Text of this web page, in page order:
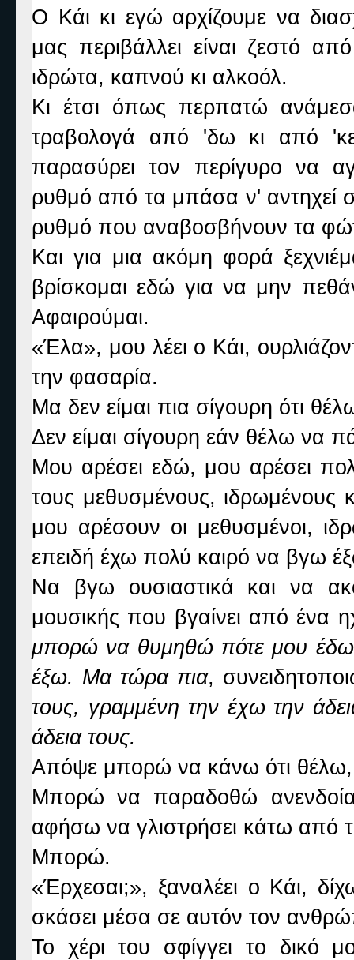
Ο Κάι κι εγώ αρχίζουμε να
μας περιβάλλει είναι ζεστό
ιδρώτα, καπνού κι αλκοόλ.
Κι έτσι όπως περπατώ
τραβολογά από 'δω κι από
παρασύρει τον περίγυρο να
ρυθμό από τα μπάσα ν' αντηχεί
ρυθμό που αναβοσβήνουν τα
Και για μια ακόμη φορά
βρίσκομαι εδώ για να μην
Αφαιρούμαι.
«Έλα», μου λέει ο Κάι,
την φασαρία.
Μα δεν είμαι πια σίγουρη ότι
Δεν είμαι σίγουρη εάν θέλω να
Μου αρέσει εδώ, μου αρέσει
τους μεθυσμένους, ιδρωμένους
μου αρέσουν οι μεθυσμένοι,
επειδή έχω πολύ καιρό να βγω
Να βγω ουσιαστικά και να
μουσικής που βγαίνει από ένα
μπορώ να θυμηθώ πότε μου
έξω. Μα τώρα πια,
τους, γραμμένη την έχω την
άδεια τους.
Απόψε μπορώ να κάνω ότι θέλω,
Μπορώ να παραδοθώ
αφήσω να γλιστρήσει κάτω από
Μπορώ.
«Έρχεσαι;», ξαναλέει ο Κάι,
σκάσει μέσα σε αυτόν τον
Το χέρι του σφίγγει το δικό